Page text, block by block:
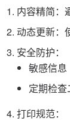
内容精简：
动态更新：
安全防护：
敏感信息
定期检查
打印规范：